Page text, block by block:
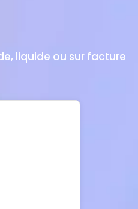
liquide ou sur facture